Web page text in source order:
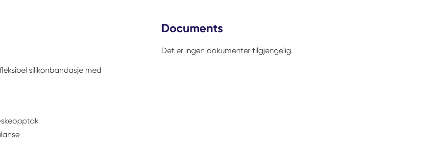
silikonbandasje med
Documents
Det er ingen dokumenter tilgjengelig.